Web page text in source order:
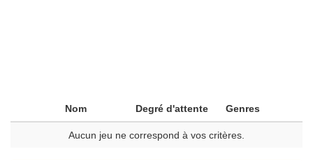
Nom Degré d'attente Genres
Aucun jeu ne correspond à vos critères.